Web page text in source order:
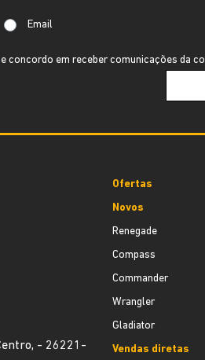
Email
e concordo em receber comunicações da
- 26221-
Ofertas
Novos
Renegade
Compass
Commander
Wrangler
Gladiator
Vendas diretas